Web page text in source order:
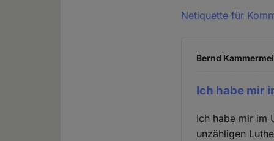
Netiquette für
Bernd
Ich habe mir
Ich habe mir im
unzähligen